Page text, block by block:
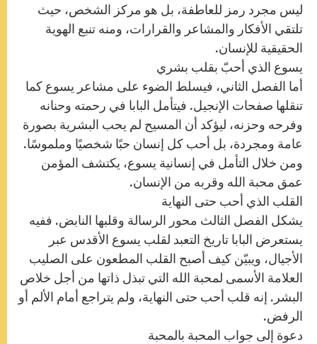
ليس مجرد رمز للعاطفة، بل هو مركز الشخص، حيث
تلتقي الأفكار والمشاعر والقرارات، ومنه تنبع الهوية
الحقيقية للإنسان.
يسوع الذي أحبّ بقلب بشري
أما الفصل الثاني، فيسلط الضوء على مشاعر يسوع كما
تنقلها صفحات الإنجيل. فيتأمل البابا في رحمته وحنانه
وفرحه وحزنه، ليؤكد أن المسيح لم يحب البشرية بصورة
عامة ومجردة، بل أحب كل إنسان حبًا شخصيًا وملموسًا.
ومن خلال التأمل في إنسانية يسوع، يكتشف المؤمن
عمق محبة الله وقربه من الإنسان.
القلب الذي أحب حتى النهاية
يشكل الفصل الثالث محور الرسالة وقلبها النابض. ففيه
يستعرض البابا تاريخ التعبد لقلب يسوع الأقدس عبر
الأجيال، ويبيّن كيف أصبح القلب المطعون على الصليب
العلامة الأسمى لمحبة الله التي تبذل ذاتها من أجل خلاص
البشر. إنه قلب أحب حتى النهاية، ولم يتراجع أمام الألم أو
الرفض.
دعوة إلى جواب المحبة بالمحبة